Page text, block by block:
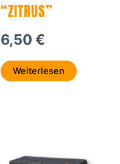
“ZITRUS”
6,50 €
Weiterlesen